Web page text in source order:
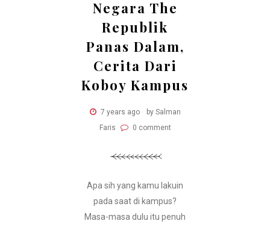
Negara The
Republik
Panas Dalam,
Cerita Dari
Koboy Kampus
7 years ago
by Salman
Faris
0 comment
Apa sih yang kamu lakuin
pada saat di kampus?
Masa-masa dulu itu penuh